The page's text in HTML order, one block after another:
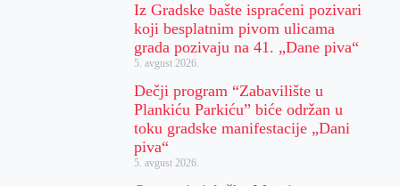
Iz Gradske bašte ispraćeni pozivari
koji besplatnim pivom ulicama
grada pozivaju na 41. „Dane piva“
5. avgust 2026.
Dečji program “Zabavilište u
Plankiću Parkiću” biće održan u
toku gradske manifestacije „Dani
piva“
5. avgust 2026.